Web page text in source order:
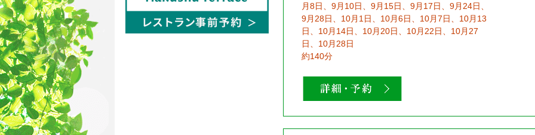
月8日、9月10日、9月15日、9月17日、9月24日、
9月28日、10月1日、10月6日、10月7日、10月13
日、10月14日、10月20日、10月22日、10月27
日、10月28日
約140分